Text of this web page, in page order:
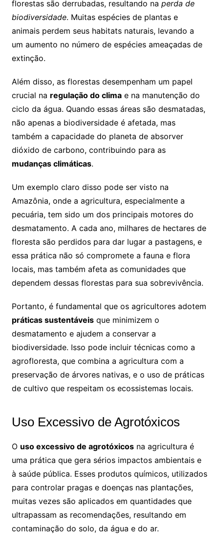
florestas são derrubadas, resultando na perda de
biodiversidade. Muitas espécies de plantas e
animais perdem seus habitats naturais, levando a
um aumento no número de espécies ameaçadas de
extinção.
Além disso, as florestas desempenham um papel
crucial na regulação do climae na manutenção do
ciclo da água. Quando essas áreas são desmatadas,
não apenas a biodiversidade é afetada, mas
também a capacidade do planeta de absorver
dióxido de carbono, contribuindo para as
mudanças climáticas.
Um exemplo claro disso pode ser visto na
Amazônia, onde a agricultura, especialmente a
pecuária, tem sido um dos principais motores do
desmatamento. A cada ano, milhares de hectares de
floresta são perdidos para dar lugar a pastagens, e
essa prática não só compromete a fauna e flora
locais, mas também afeta as comunidades que
dependem dessas florestas para sua sobrevivência.
Portanto, é fundamental que os agricultores adotem
práticas sustentáveisque minimizem o
desmatamento e ajudem a conservar a
biodiversidade. Isso pode incluir técnicas como a
agrofloresta, que combina a agricultura com a
preservação de árvores nativas, e o uso de práticas
de cultivo que respeitam os ecossistemas locais.
Uso Excessivo de Agrotóxicos
O uso excessivo de agrotóxicosna agricultura é
uma prática que gera sérios impactos ambientais e
à saúde pública. Esses produtos químicos, utilizados
para controlar pragas e doenças nas plantações,
muitas vezes são aplicados em quantidades que
ultrapassam as recomendações, resultando em
contaminação do solo, da água e do ar.